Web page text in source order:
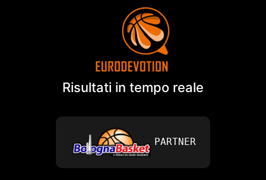
Risultati in tempo reale
PARTNER